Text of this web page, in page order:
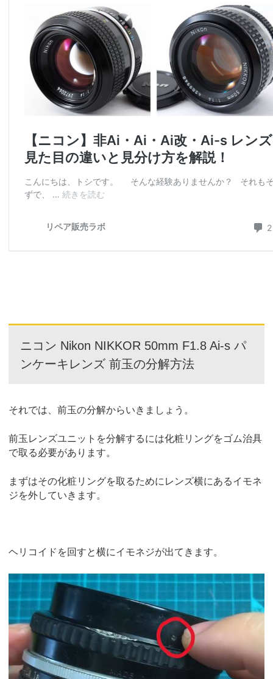
ニコン Nikon NIKKOR 50mm F1.8 Ai-s パ
ンケーキレンズ 前玉の分解方法
それでは、前玉の分解からいきましょう。
前玉レンズユニットを分解するには化粧リングをゴム治具
で取る必要があります。
まずはその化粧リングを取るためにレンズ横にあるイモネ
ジを外していきます。
ヘリコイドを回すと横にイモネジが出てきます。